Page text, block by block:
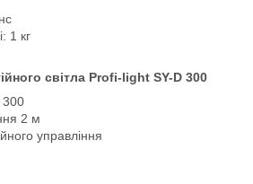
1 кг
світла Profi-light SY-D 300
300
2 м
управління